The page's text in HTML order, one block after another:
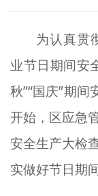
未成年人思想
榜样人物
身边好人
文明评论
北京宣传文化
为认真贯
业节日期间安
秋”“国庆”期
开始，区应急
安全生产大检
实做好节日期